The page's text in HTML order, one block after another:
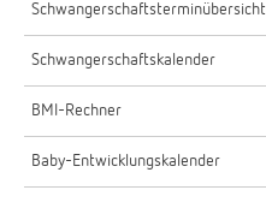
Schwangerschaftsterminübersicht
Schwangerschaftskalender
BMI-Rechner
Baby-Entwicklungskalender